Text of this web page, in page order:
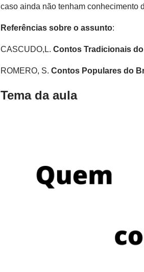
caso ainda não tenham conhecimento
Referências sobre o assunto:
CASCUDO,L. Contos Tradicionais
ROMERO, S. Contos Populares do
Tema da aula